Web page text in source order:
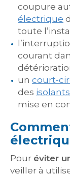
coupure
électrique
toute
courant
un court-
des
mise en
Pour éviter
veiller à